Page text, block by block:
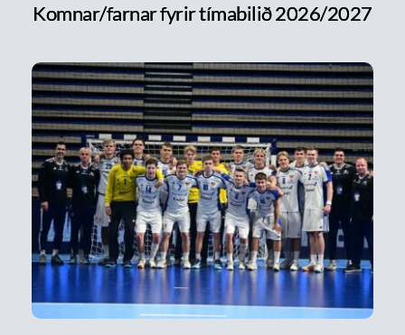
Komnar/farnar fyrir tímabilið 2026/2027